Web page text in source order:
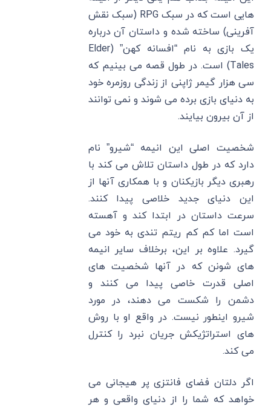
هایی است که در سبک RPG (سبک نقش
آفرینی) ساخته شده و داستان آن درباره
یک بازی به نام “افسانه کهن” (Elder
Tales) است. در طول قصه می بینیم که
سی هزار گیمر ژاپنی از زندگی روزمره خود
به دنیای بازی برده می شوند و نمی توانند
از آن بیرون بیایند.
شخصیت اصلی این انیمه “شیرو” نام
دارد که در طول داستان تلاش می کند با
رهبری دیگر بازیکنان و با همکاری آنها از
این دنیای جدید خلاصی پیدا کنند.
سرعت داستان در ابتدا کند و آهسته
است اما کم کم ریتم تندی به خود می
گیرد. علاوه بر این، برخلاف سایر انیمه
های شونن که در آنها شخصیت های
اصلی قدرت خاصی پیدا می کنند و
دشمن را شکست می دهند، در مورد
شیرو اینطور نیست. در واقع او با روش
های استراتژیکش جریان نبرد را کنترل
می کند.
اگر دلتان فضای فانتزی پر هیجانی می
خواهد که شما را از دنیای واقعی و هر